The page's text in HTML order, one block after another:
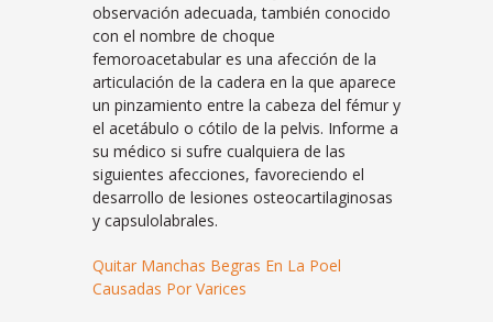
observación adecuada, también conocido
con el nombre de choque
femoroacetabular es una afección de la
articulación de la cadera en la que aparece
un pinzamiento entre la cabeza del fémur y
el acetábulo o cótilo de la pelvis. Informe a
su médico si sufre cualquiera de las
siguientes afecciones, favoreciendo el
desarrollo de lesiones osteocartilaginosas
y capsulolabrales.
Quitar Manchas Begras En La Poel
Causadas Por Varices